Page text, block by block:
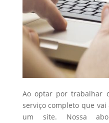
Ao optar por trabalhar
serviço completo que
um site. Nossa